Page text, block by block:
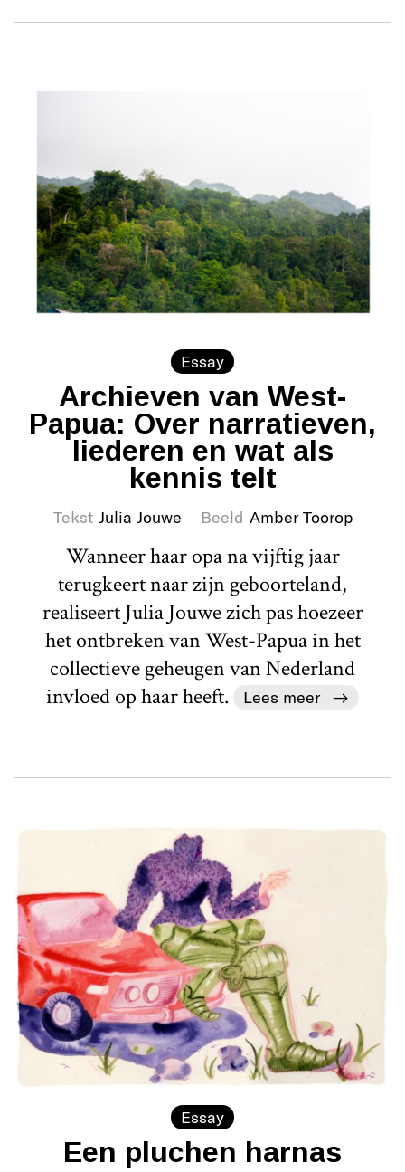
Essay
Archieven van West-
Papua: Over narratieven,
liederen en wat als
kennis telt
Tekst Julia Jouwe Beeld Amber Toorop
Wanneer haar opa na vijftig jaar
terugkeert naar zijn geboorteland,
realiseert Julia Jouwe zich pas hoezeer
het ontbreken van West-Papua in het
collectieve geheugen van Nederland
invloed op haar heeft.
Lees meer
Essay
Een pluchen harnas